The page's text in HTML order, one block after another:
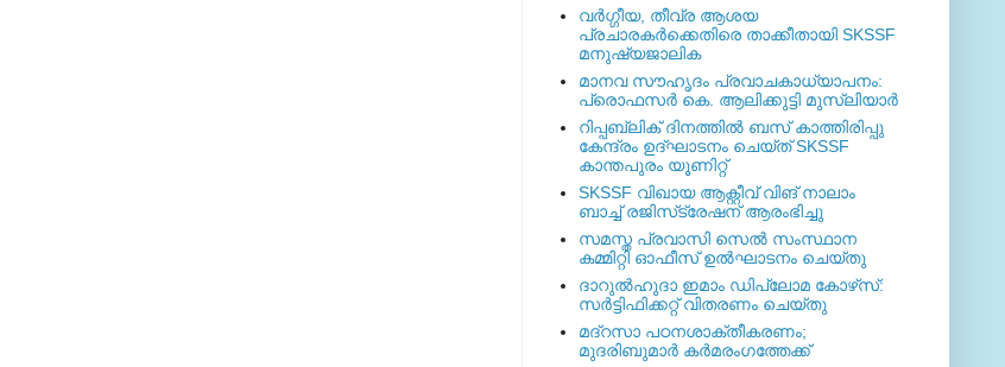
വര്‍ഗ്ഗീയ, തീവ്ര ആശയ
പ്രചാരകര്‍ക്കെതിരെ താക്കീതായി SKSSF
മനുഷ്യജാലിക
മാനവ സൗഹൃദം പ്രവാചകാധ്യാപനം:
പ്രൊഫസർ കെ. ആലിക്കുട്ടി മുസ്ലിയാർ
റിപ്പബ്ലിക് ദിനത്തില്‍ ബസ് കാത്തിരിപ്പു
കേന്ദ്രം ഉദ്ഘാടനം ചെയ്ത്‌ SKSSF
കാന്തപുരം യൂണിറ്റ്
SKSSF വിഖായ ആക്റ്റീവ് വിങ് നാലാം
ബാച്ച് രജിസ്‌ട്രേഷന് ആരംഭിച്ചു
സമസ്ത പ്രവാസി സെല്‍ സംസ്ഥാന
കമ്മിറ്റി ഓഫീസ് ഉല്‍ഘാടനം ചെയ്തു
ദാറുല്‍ഹുദാ ഇമാം ഡിപ്ലോമ കോഴ്‌സ്:
സര്‍ട്ടിഫിക്കറ്റ് വിതരണം ചെയ്തു
മദ്‌റസാ പഠനശാക്തീകരണം;
മുദരിബുമാര്‍ കര്‍മരംഗത്തേക്ക്